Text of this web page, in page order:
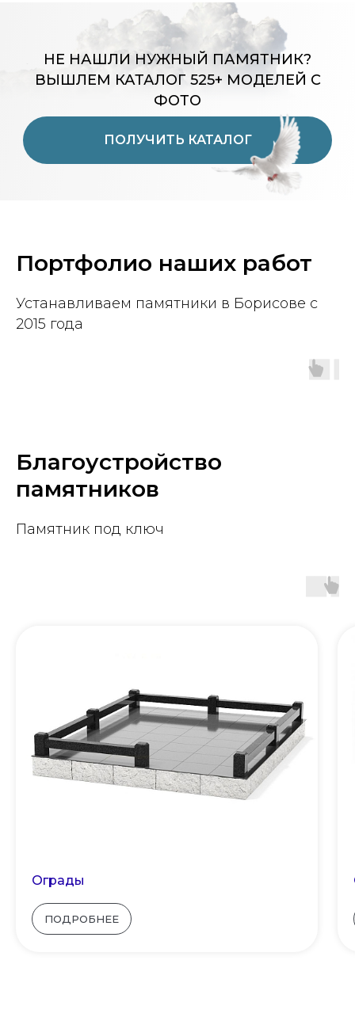
ПОЛУЧИТЬ КАТАЛОГ
НЕ НАШЛИ НУЖНЫЙ ПАМЯТНИК?
ВЫШЛЕМ КАТАЛОГ 525+ МОДЕЛЕЙ С
ФОТО
Портфолио наших работ
Устанавливаем памятники в Борисове с
2015 года
Благоустройство
памятников
Памятник под ключ
Ограды
ПОДРОБНЕЕ